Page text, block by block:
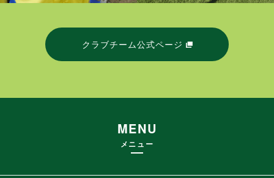
クラブチーム公式ページ
MENU
メニュー